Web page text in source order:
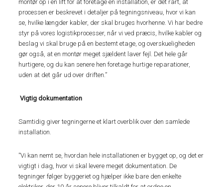
montør op i en lift for at foretage en installation, er det rart, at
processen er beskrevet i detaljer på tegningsniveau, hvor vi kan
se, hvilke længder kabler, der skal bruges hvorhenne. Vi har bedre
styr på vores logistikprocesser, når vi ved præcis, hvilke kabler og
beslag vi skal bruge på en bestemt etage, og overskueligheden
gør også, at en montør meget sjældent laver fejl. Det hele går
hurtigere, og du kan senere hen foretage hurtige reparationer,
uden at det går ud over driften.”
Vigtig dokumentation
Samtidig giver tegningerne et klart overblik over den samlede
installation.
”Vi kan nemt se, hvordan hele installationen er bygget op, og det er
vigtigt i dag, hvor vi skal levere meget dokumentation. De
tegninger følger byggeriet og hjælper ikke bare den enkelte